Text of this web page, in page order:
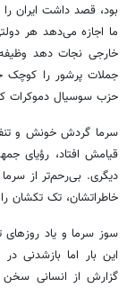
بود، قصد داشت ایران
ما اجازه می‌دهد هر
خارجی نجات دهد
جملات پرشور را کوچک
حزب سوسیال دموکرات
سرما گردش خونش و
قیامش افتاد، رؤیای
دیگری. بی‌رحم‌تر از
خاطراتشان، تک تکشان را
سوز سرما و یاد
این بار اما بازشدنی
گزارش از انسانی